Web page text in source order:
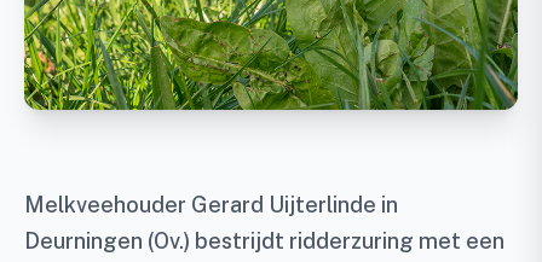
Melkveehouder Gerard Uijterlinde in
Deurningen (Ov.) bestrijdt ridderzuring met een